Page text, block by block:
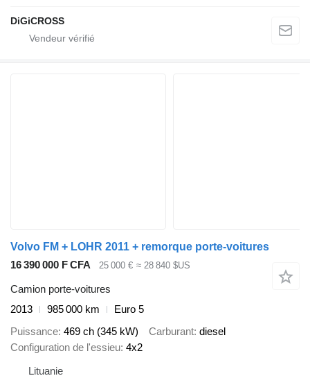
DiGiCROSS
Volvo FM + LOHR 2011 + remorque porte-voitures
16 390 000 F CFA
25 000 € ≈ 28 840 $US
Camion porte-voitures
2013
985 000 km
Euro 5
Puissance 469 ch (345 kW) Carburant diesel
Configuration de l'essieu 4x2
Lituanie